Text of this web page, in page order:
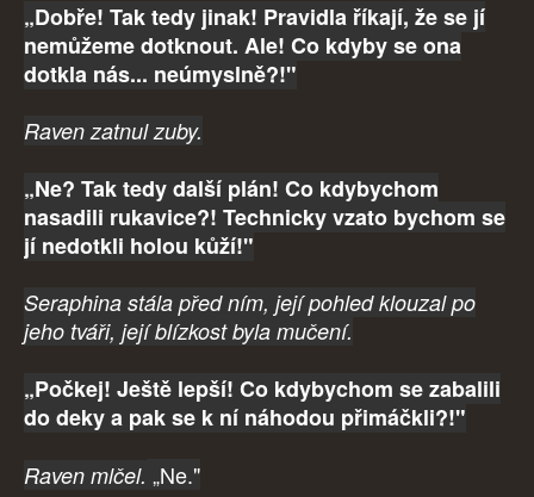
„Dobře! Tak tedy jinak! Pravidla říkají, že se jí
nemůžeme dotknout. Ale! Co kdyby se ona
dotkla nás... neúmyslně?!"
Raven zatnul zuby.
„Ne? Tak tedy další plán! Co kdybychom
nasadili rukavice?! Technicky vzato bychom se
jí nedotkli holou kůží!"
Seraphina stála před ním, její pohled klouzal po
jeho tváři, její blízkost byla mučení.
„Počkej! Ještě lepší! Co kdybychom se zabalili
do deky a pak se k ní náhodou přimáčkli?!"
Raven mlčel. „Ne."